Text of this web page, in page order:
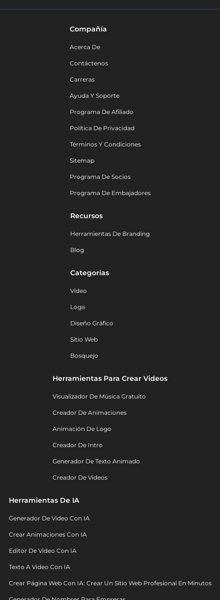
Compañía
Acerca De
Contáctenos
Carreras
Ayuda Y Soporte
Programa De Afiliado
Política De Privacidad
Términos Y Condiciones
Sitemap
Programa De Socios
Programa De Embajadores
Recursos
Herramientas De Branding
Blog
Categorías
Vídeo
Logo
Diseño Gráfico
Sitio Web
Bosquejo
Herramientas Para Crear Videos
Visualizador De Música Gratuito
Creador De Animaciones
Animación De Logo
Creador De Intro
Generador De Texto Animado
Creador De Videos
Herramientas De IA
Generador De Video Con IA
Crear Animaciones Con IA
Editor De Video Con IA
Texto A Video Con IA
Crear Página Web Con IA: Crear Un Sitio Web Profesional En Minutos